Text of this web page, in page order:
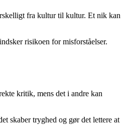
fra kultur til kultur. Et nik kan
risikoen for misforståelser.
kritik, mens det i andre kan
skaber tryghed og gør det lettere at